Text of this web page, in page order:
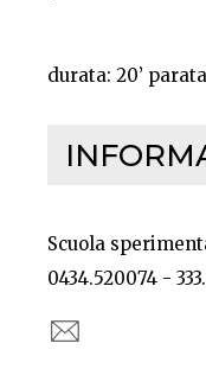
durata: 20’
Scuola
0434.520074 -